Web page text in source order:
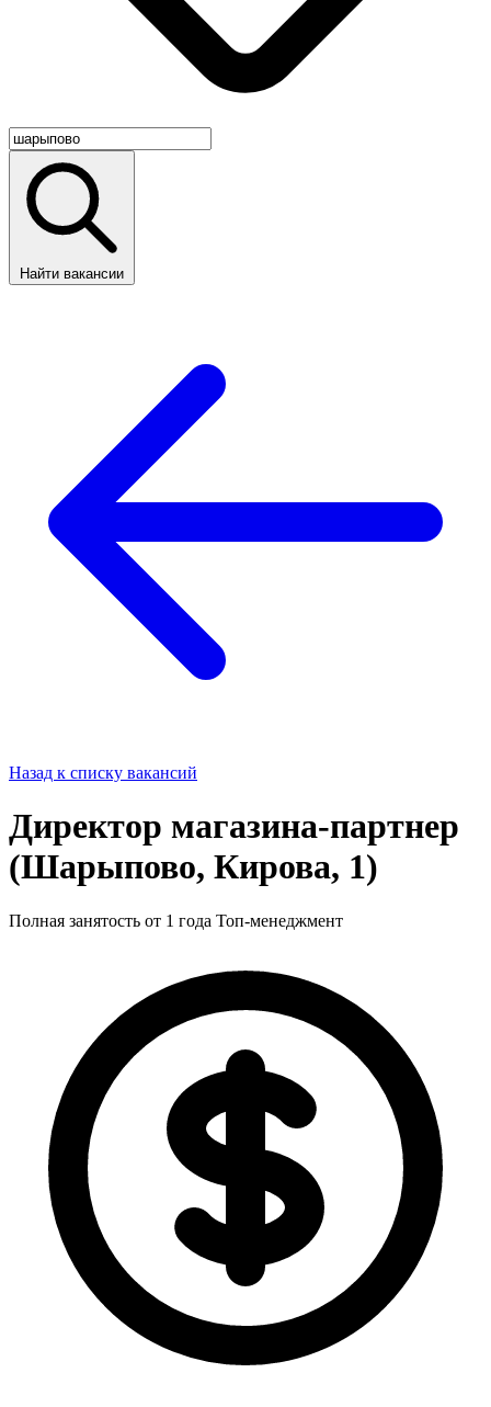
Найти вакансии
Назад к списку вакансий
Директор магазина-партнер
(Шарыпово, Кирова, 1)
Полная занятость от 1 года Топ-менеджмент